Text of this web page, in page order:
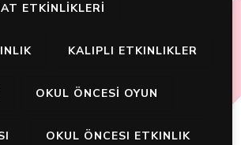
ETKİNLİKLERİ
KALIPLI ETKINLIKLER
OKUL ÖNCESİ OYUN
OKUL ÖNCESI ETKINLIK